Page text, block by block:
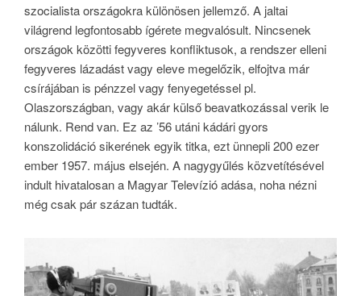
szocialista országokra különösen jellemző. A jaltai
világrend legfontosabb ígérete megvalósult. Nincsenek
országok közötti fegyveres konfliktusok, a rendszer elleni
fegyveres lázadást vagy eleve megelőzik, elfojtva már
csírájában is pénzzel vagy fenyegetéssel pl.
Olaszországban, vagy akár külső beavatkozással verik le
nálunk. Rend van. Ez az ’56 utáni kádári gyors
konszolidáció sikerének egyik titka, ezt ünnepli 200 ezer
ember 1957. május elsején. A nagygyűlés közvetítésével
indult hivatalosan a Magyar Televízió adása, noha nézni
még csak pár százan tudták.